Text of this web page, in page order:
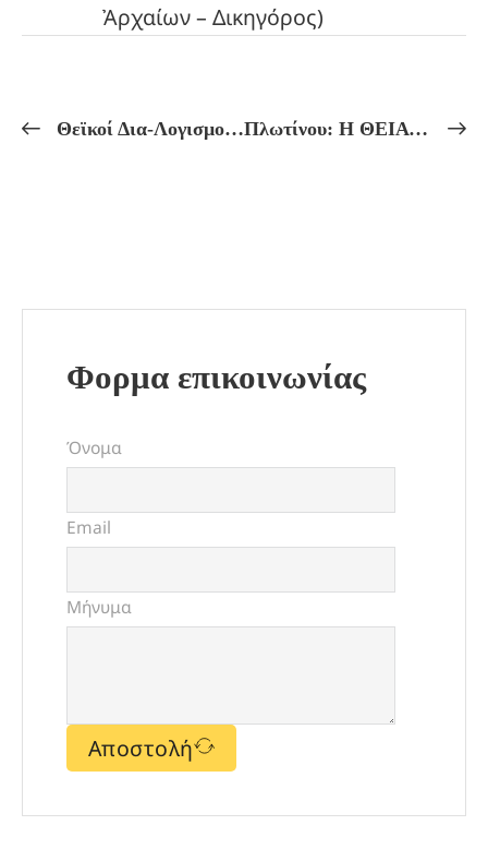
Ἀρχαίων – Δικηγόρος)
Θεϊκοί Δια-Λογισμοί!ΜΥΣΤΗΡΙΑΚΗ ΕΡΜΗΝΕΙΑ ΤΗΣ ΘΕΑΣ ΗΡΑΣ ΚΑΙ ΔΙΑΛΟΓΙΣΤΙΚΗ ΤΕΛΕΤΗ! Πλωτίνου: Η ΘΕΙΑ ΔΗΜΙΟΥΓΙΑ ΜΟΡΦΩΝ ΚΑΙ ΣΥΝΕΙΔΗΣΕΩΝ!Πλατωνική Ἀκαδημία Ἰδεοθέατρου – Ἑλληνικοῦ Πνεύματος!
Φορμα επικοινωνίας
Όνομα
Email
Μήνυμα
Αποστολή